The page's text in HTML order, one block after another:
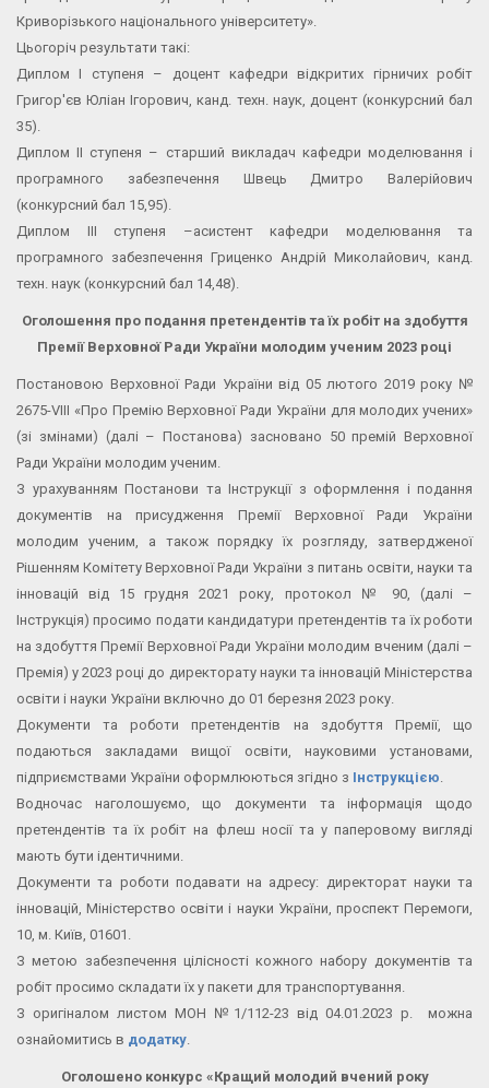
Криворізького національного університету».
Цьогоріч результати такі:
Диплом І ступеня – доцент кафедри відкритих гірничих робіт
Григор'єв Юліан Ігорович, канд. техн. наук, доцент (конкурсний бал
35).
Диплом ІІ ступеня – старший викладач кафедри моделювання і
програмного забезпечення Швець Дмитро Валерійович
(конкурсний бал 15,95).
Диплом ІІІ ступеня –асистент кафедри моделювання та
програмного забезпечення Гриценко Андрій Миколайович, канд.
техн. наук (конкурсний бал 14,48).
Оголошення про подання претендентів та їх робіт на здобуття
Премії Верховної Ради України молодим ученим 2023 році
Постановою Верховної Ради України від 05 лютого 2019 року №
2675-VIII «Про Премію Верховної Ради України для молодих учених»
(зі змінами) (далі – Постанова) засновано 50 премій Верховної
Ради України молодим ученим.
З урахуванням Постанови та Інструкції з оформлення і подання
документів на присудження Премії Верховної Ради України
молодим ученим, а також порядку їх розгляду, затвердженої
Рішенням Комітету Верховної Ради України з питань освіти, науки та
інновацій від 15 грудня 2021 року, протокол № 90, (далі –
Інструкція) просимо подати кандидатури претендентів та їх роботи
на здобуття Премії Верховної Ради України молодим вченим (далі –
Премія) у 2023 році до директорату науки та інновацій Міністерства
освіти і науки України включно до 01 березня 2023 року.
Документи та роботи претендентів на здобуття Премії, що
подаються закладами вищої освіти, науковими установами,
підприємствами України оформлюються згідно з Інструкцією.
Водночас наголошуємо, що документи та інформація щодо
претендентів та їх робіт на флеш носії та у паперовому вигляді
мають бути ідентичними.
Документи та роботи подавати на адресу: директорат науки та
інновацій, Міністерство освіти і науки України, проспект Перемоги,
10, м. Київ, 01601.
З метою забезпечення цілісності кожного набору документів та
робіт просимо складати їх у пакети для транспортування.
З оригіналом листом МОН №1/112-23 від 04.01.2023 р. можна
ознайомитись в додатку.
Оголошено конкурс «Кращий молодий вчений року